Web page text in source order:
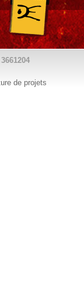
3661204
de projets